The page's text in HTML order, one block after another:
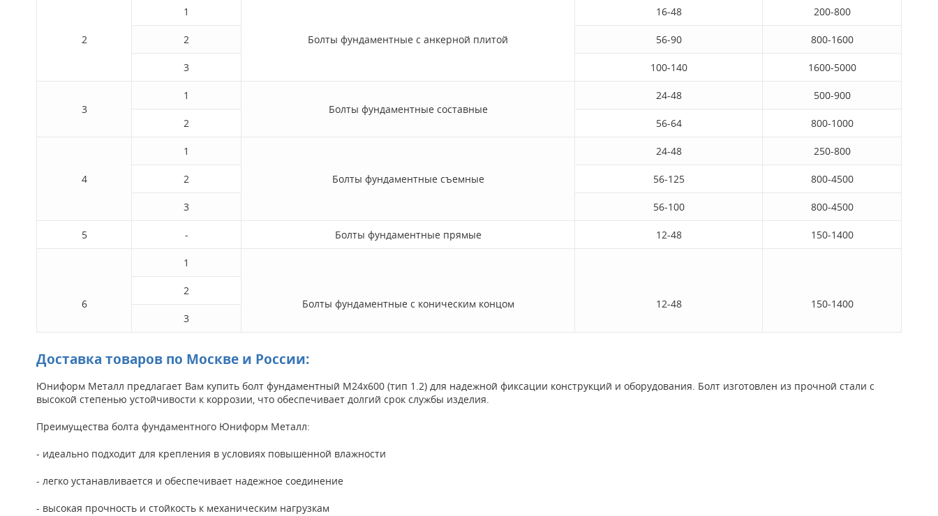
2
1
Болты фундаментные с анкерной плитой
16-48 200-800
2 56-90 800-1600
3 100-140 1600-5000
3
1
Болты фундаментные составные
24-48 500-900
2 56-64 800-1000
4
1
Болты фундаментные съемные
24-48 250-800
2 56-125 800-4500
3 56-100 800-4500
5 - Болты фундаментные прямые 12-48 150-1400
6
1
Болты фундаментные с коническим концом 12-48 150-1400
2
3
Доставка товаров по Москве и России:
Юниформ Металл предлагает Вам купить болт фундаментный M24x600 (тип 1.2) для надежной фиксации конструкций и оборудования. Болт изготовлен из прочной стали с
высокой степенью устойчивости к коррозии, что обеспечивает долгий срок службы изделия.
Преимущества болта фундаментного Юниформ Металл:
- идеально подходит для крепления в условиях повышенной влажности
- легко устанавливается и обеспечивает надежное соединение
- высокая прочность и стойкость к механическим нагрузкам